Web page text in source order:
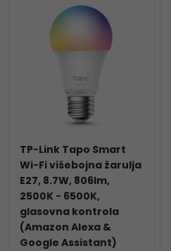
TP-Link Tapo Smart
Wi-Fi višebojna žarulja
E27, 8.7W, 806lm,
2500K - 6500K,
glasovna kontrola
(Amazon Alexa &
Google Assistant)